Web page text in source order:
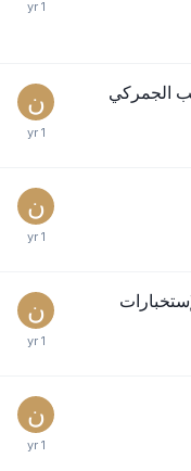
الجمركي